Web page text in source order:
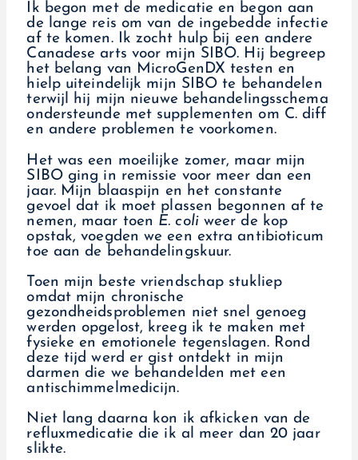
Ik begon met de medicatie en begon aan
de lange reis om van de ingebedde infectie
af te komen. Ik zocht hulp bij een andere
Canadese arts voor mijn SIBO. Hij begreep
het belang van MicroGenDX testen en
hielp uiteindelijk mijn SIBO te behandelen
terwijl hij mijn nieuwe behandelingsschema
ondersteunde met supplementen om C. diff
en andere problemen te voorkomen.
Het was een moeilijke zomer, maar mijn
SIBO ging in remissie voor meer dan een
jaar. Mijn blaaspijn en het constante
gevoel dat ik moet plassen begonnen af te
nemen, maar toen E. coliweer de kop
opstak, voegden we een extra antibioticum
toe aan de behandelingskuur.
Toen mijn beste vriendschap stukliep
omdat mijn chronische
gezondheidsproblemen niet snel genoeg
werden opgelost, kreeg ik te maken met
fysieke en emotionele tegenslagen. Rond
deze tijd werd er gist ontdekt in mijn
darmen die we behandelden met een
antischimmelmedicijn.
Niet lang daarna kon ik afkicken van de
refluxmedicatie die ik al meer dan 20 jaar
slikte.